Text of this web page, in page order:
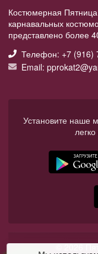
Костюмерная
карнавальных
представлено более
Телефон: +7 (916)
Email:
Установите наше
© 2026